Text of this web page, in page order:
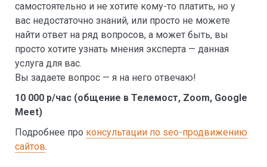
самостоятельно и не хотите кому-то платить, но у
вас недостаточно знаний, или просто не можете
найти ответ на ряд вопросов, а может быть, вы
просто хотите узнать мнения эксперта — данная
услуга для вас.
Вы задаете вопрос — я на него отвечаю!
10 000 р/час (общение в Телемост, Zoom, Google
Meet)
Подробнее про консультации по seo-продвижению
сайтов.